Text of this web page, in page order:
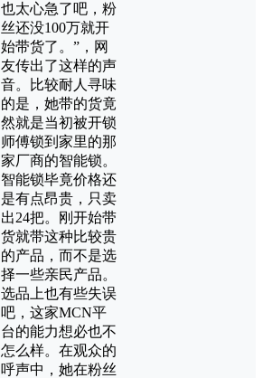
也太心急了吧，粉
丝还没100万就开
始带货了。”，网
友传出了这样的声
音。比较耐人寻味
的是，她带的货竟
然就是当初被开锁
师傅锁到家里的那
家厂商的智能锁。
智能锁毕竟价格还
是有点昂贵，只卖
出24把。刚开始带
货就带这种比较贵
的产品，而不是选
择一些亲民产品。
选品上也有些失误
吧，这家MCN平
台的能力想必也不
怎么样。在观众的
呼声中，她在粉丝